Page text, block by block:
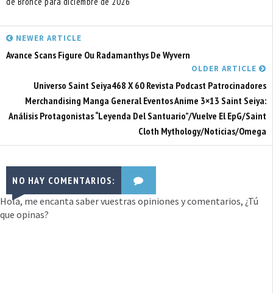
NEWER ARTICLE
Avance Scans Figure Ou Radamanthys De Wyvern
OLDER ARTICLE
Universo Saint Seiya468 X 60 Revista Podcast Patrocinadores
Merchandising Manga General Eventos Anime 3×13 Saint Seiya:
Análisis Protagonistas “Leyenda Del Santuario”/Vuelve El EpG/Saint
Cloth Mythology/Noticias/Omega
NO HAY COMENTARIOS:
Hola, me encanta saber vuestras opiniones y comentarios, ¿Tú
que opinas?